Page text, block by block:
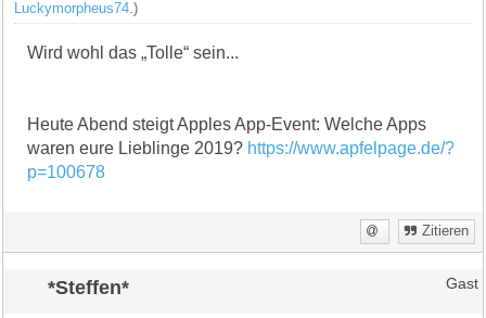
Luckymorpheus74.)
Wird wohl das „Tolle“ sein...
Heute Abend steigt Apples App-Event: Welche Apps
waren eure Lieblinge 2019? https://www.apfelpage.de/?
p=100678
Zitieren
*Steffen* Gast